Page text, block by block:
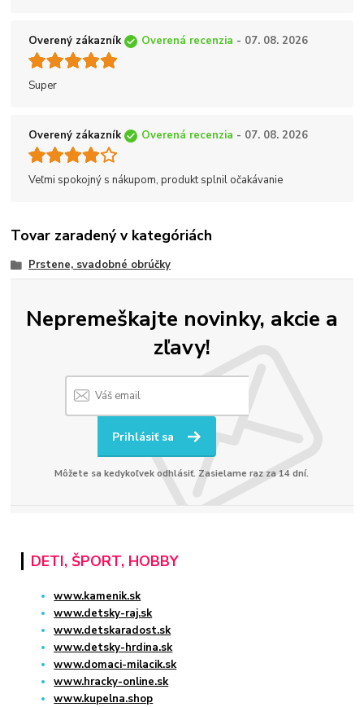
Overený zákazník Overená recenzia - 07. 08. 2026
Super
Overený zákazník Overená recenzia - 07. 08. 2026
Veľmi spokojný s nákupom, produkt splnil očakávanie
Tovar zaradený v kategóriách
Prstene, svadobné obrúčky
Nepremeškajte novinky, akcie a
zľavy!
Prihlásiť sa
Môžete sa kedykoľvek odhlásiť. Zasielame raz za 14 dní.
DETI, ŠPORT, HOBBY
www.kamenik.sk
www.detsky-raj.sk
www.detskaradost.sk
www.detsky-hrdina.sk
www.domaci-milacik.sk
www.hracky-online.sk
www.kupelna.shop